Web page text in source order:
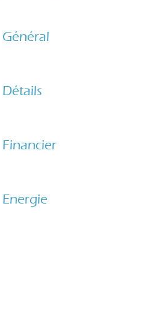
Général
Détails
Financier
Energie